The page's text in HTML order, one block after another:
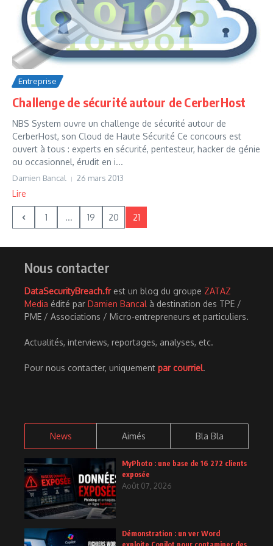
Entreprise
Challenge de sécurité autour de CerberHost
NBS System ouvre un challenge de sécurité autour de
CerberHost, son Cloud de Haute Sécurité Ce concours est
ouvert à tous : experts en sécurité, pentesteur, hacker de génie
ou occasionnel, érudit en i...
Damien Bancal 26 mars 2013
Lire
1 ... 19 20 21
Nous contacter
DataSecurityBreach.frest un blog du groupe ZATAZ
Media édité par Damien Bancal à destination des TPE /
PME / Associations / Micro-entrepreneurs et particuliers.
Actualités, interviews, reportages, analyses, etc.
Pour nous contacter, uniquement par courriel.
News Aimés Bla Bla
MyPhoto : une base de 16 272 clients
exposée
Août 07, 2026
Démonstration : un ver Word